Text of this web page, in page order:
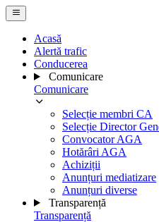
Acasă
Alertă trafic
Conducerea
Comunicare
Comunicare
Selecție membri CA
Selecție Director
Convocator AGA
Hotărâri AGA
Achiziții
Anunțuri mediatizare
Anunțuri diverse
Transparență
Transparență